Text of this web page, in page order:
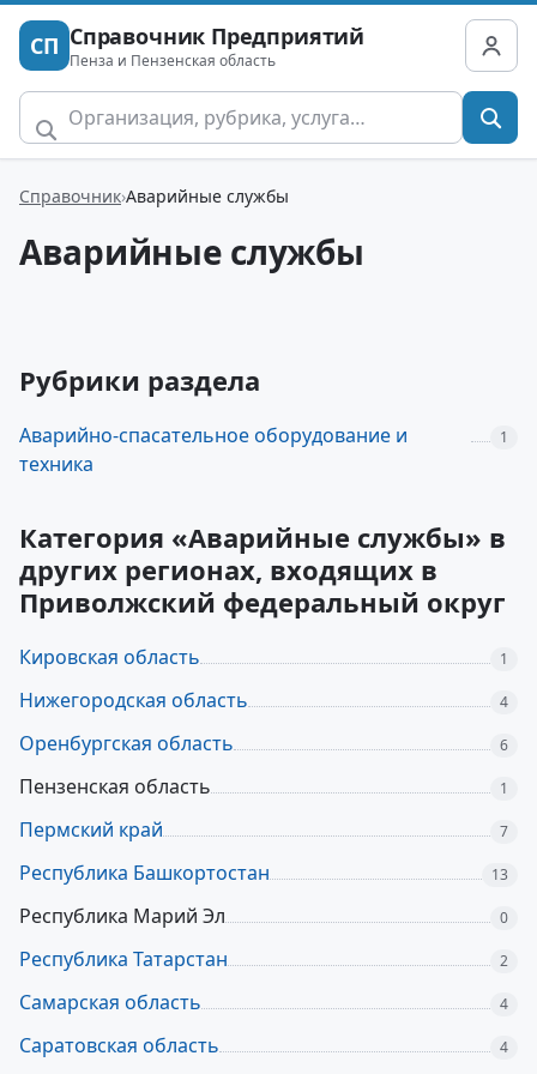
СП Справочник Предприятий
Пенза и Пензенская область
Справочник Аварийные службы
Аварийные службы
Рубрики раздела
Аварийно-спасательное оборудование и
техника
1
Категория «Аварийные службы» в
других регионах, входящих в
Приволжский федеральный округ
Кировская область 1
Нижегородская область 4
Оренбургская область 6
Пензенская область 1
Пермский край 7
Республика Башкортостан 13
Республика Марий Эл 0
Республика Татарстан 2
Самарская область 4
Саратовская область 4